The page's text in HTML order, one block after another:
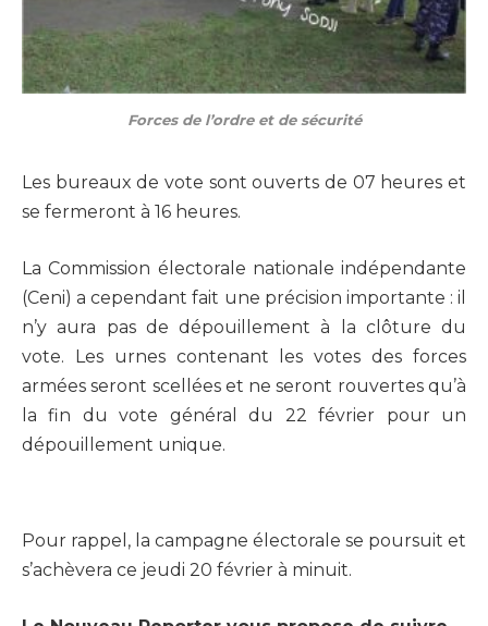
Forces de l’ordre et de sécurité
Les bureaux de vote sont ouverts de 07 heures et
se fermeront à 16 heures.
La Commission électorale nationale indépendante
(Ceni) a cependant fait une précision importante : il
n’y aura pas de dépouillement à la clôture du
vote. Les urnes contenant les votes des forces
armées seront scellées et ne seront rouvertes qu’à
la fin du vote général du 22 février pour un
dépouillement unique.
Pour rappel, la campagne électorale se poursuit et
s’achèvera ce jeudi 20 février à minuit.